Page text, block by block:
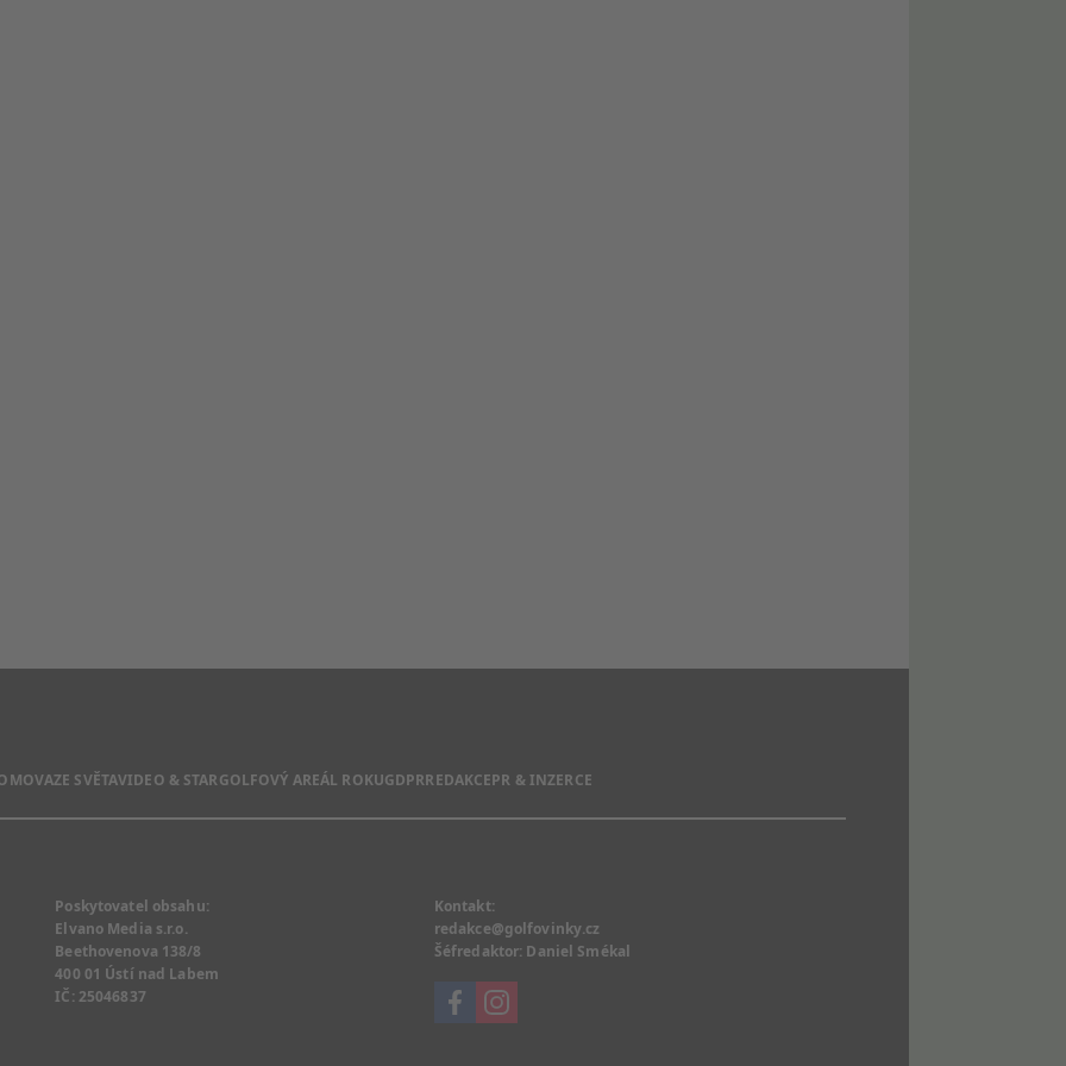
ZE SVĚTAVIDEO & STARGOLFOVÝ AREÁL ROKUGDPRREDAKCEPR & INZERCE
Poskytovatel obsahu:
Elvano Media s.r.o.
Beethovenova 138/8
400 01 Ústí nad Labem
IČ: 25046837
Kontakt:
redakce@golfovinky.cz
Šéfredaktor: Daniel Smékal